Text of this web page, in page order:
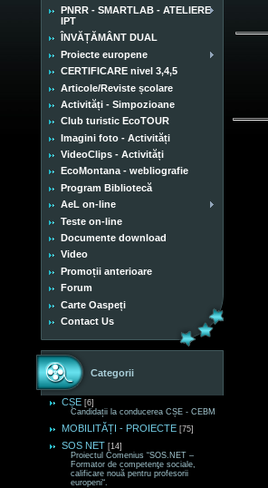
PNRR - SMARTLAB - ATELIERE
IPT
ÎNVĂȚĂMÂNT DUAL
Proiecte europene
CERTIFICARE nivel 3,4,5
Articole/Reviste școlare
Activități - Simpozioane
Club turistic EcoTOUR
Imagini foto - Activități
VideoClips - Activități
EcoMontana - webliografie
Program Bibliotecă
AeL on-line
Teste on-line
Documente download
Video
Promoții anterioare
Forum
Carte Oaspeți
Contact Us
Categorii
CȘE [6]
Candidații la conducerea CȘE - CEBM
MOBILITĂȚI - PROIECTE [75]
SOS NET [14]
Proiectul Comenius “SOS.NET –
Formator de competenţe sociale,
calificare nouă pentru profesorii
europeni“.